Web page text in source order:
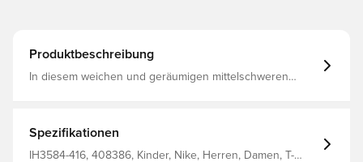
Produktbeschreibung
In diesem weichen und geräumigen mittelschweren
Spezifikationen
IH3584-416, 408386, Kinder, Nike, Herren, Damen, T-